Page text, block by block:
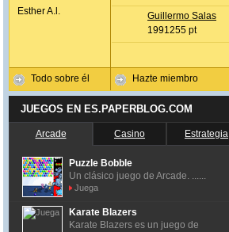
Esther A.l.
Todo sobre él
Guillermo Salas
1991255 pt
Hazte miembro
JUEGOS EN ES.PAPERBLOG.COM
Arcade Casino Estrategia
Puzzle Bobble
Un clásico juego de Arcade. ......
Juega
Karate Blazers
Karate Blazers es un juego de